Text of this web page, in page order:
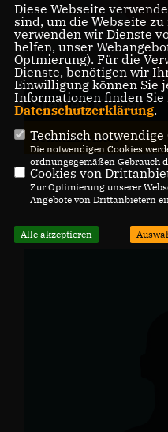
Steffen Kaiser
Schatzmeister
Diese Webseite
sind, um die Webseite
verwenden wir Dienste
helfen, unser
Optmierung). Für die
Dienste, benötigen wir
Einwilligung können Sie
Informationen finden
Datenschutzerklärung.
Technisch notwendige
Die notwendigen Cookies
ordnungsgemäßen Gebrauch
Cookies von
Zur Optimierung unserer
Angebote von Drittanbietern
Alle akzeptieren